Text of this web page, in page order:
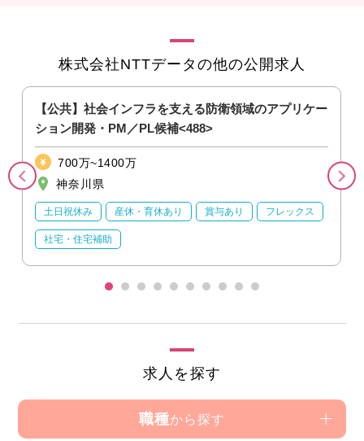
株式会社NTTデータの他の公開求人
【公共】社会インフラを支える防衛領域のアプリケー
ション開発・PM／PL候補<488>
700万~1400万
神奈川県
土日祝休み 産休・育休あり 賞与あり フレックス
社宅・住宅補助
求人を探す
職種から探す